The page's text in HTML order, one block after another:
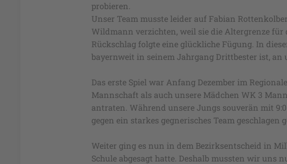
probieren.
Unser Team musste leider auf Fabian
Wildmann verzichten, weil sie die Altergrenze für
Rückschlag folgte eine glückliche Fügung. In
bayernweit in seinem Jahrgang Drittbester ist, an
Das erste Spiel war Anfang Dezember im
Mannschaft als auch unsere Mädchen WK 3
antraten. Während unsere Jungs souverän mit
gegen ein starkes gegnerisches Team geschlagen
Weiter ging es nun in dem Bezirksentscheid in
Schule abgesagt hatte. Deshalb mussten wir uns